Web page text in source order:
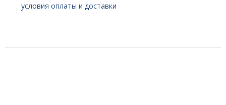
условия оплаты и доставки